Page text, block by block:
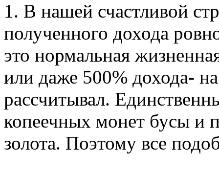
1. В нашей счастливой
полученного дохода
это нормальная
или даже 500% дохода-
рассчитывал.
копеечных монет бусы и
золота. Поэтому все